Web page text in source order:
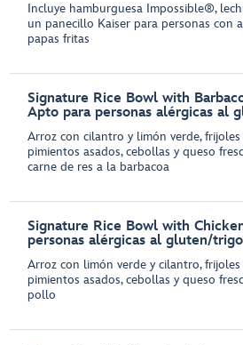
Incluye hamburguesa Impossible®,
un panecillo Kaiser para personas con
papas fritas
Signature Rice Bowl with
Apto para personas alérgicas al
Arroz con cilantro y limón verde, frijoles
pimientos asados, cebollas y queso
carne de res a la barbacoa
Signature Rice Bowl with
personas alérgicas al gluten/trigo
Arroz con limón verde y cilantro, frijoles
pimientos asados, cebollas y queso
pollo